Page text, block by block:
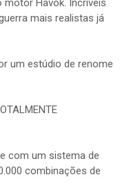
Havok. Incríveis
mais realistas já
um estúdio de renome
com um sistema de
combinações de